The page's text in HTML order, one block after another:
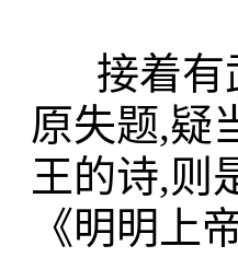
接着有
原失题,疑
王的诗,
《明明上